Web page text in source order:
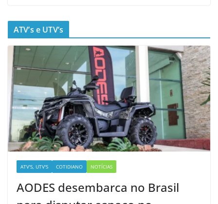
ATV’s e UTV’s
ATV'S, UTV'S COTIDIANO NOTÍCIAS
AODES desembarca no Brasil